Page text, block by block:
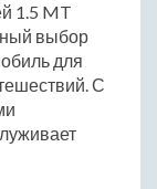
1.5 MT
выбор
для
С